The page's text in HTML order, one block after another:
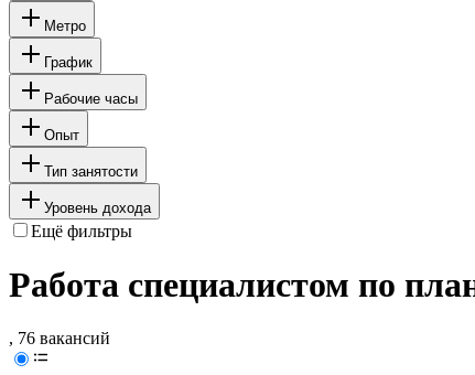
Метро
График
Рабочие часы
Опыт
Тип занятости
Уровень дохода
Ещё фильтры
Работа специалистом по
, 76 вакансий